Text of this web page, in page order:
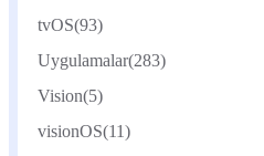
tvOS(93)
Uygulamalar(283)
Vision(5)
visionOS(11)